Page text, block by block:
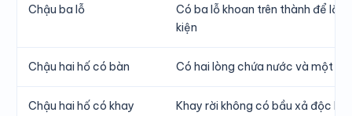
Chậu ba lỗ
Có ba lỗ khoan trên thành để lắp
kiện
Chậu hai hố có bàn Có hai lòng chứa nước và một
Chậu hai hố có khay Khay rời không có bầu xả độc lập